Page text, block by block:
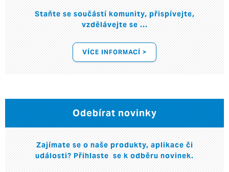
Staňte se součástí komunity, přispívejte,
vzdělávejte se ...
VÍCE INFORMACÍ >
Odebírat novinky
Zajímate se o naše produkty, aplikace či
události? Přihlaste se k odběru novinek.